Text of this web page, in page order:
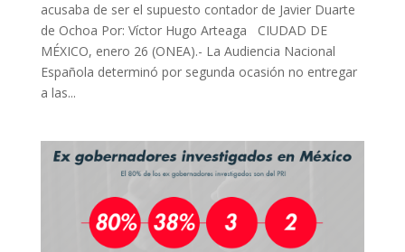
acusaba de ser el supuesto contador de Javier Duarte
de Ochoa Por: Víctor Hugo Arteaga CIUDAD DE
MÉXICO, enero 26 (ONEA).- La Audiencia Nacional
Española determinó por segunda ocasión no entregar
a las...